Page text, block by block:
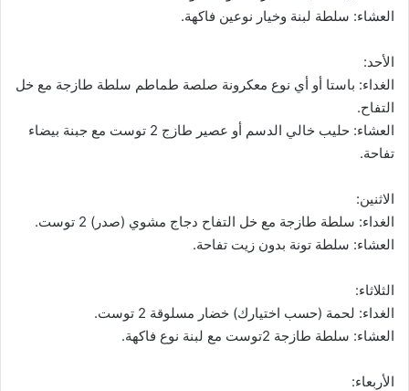
العشاء: سلطة لبنة وخيار نوعين فاكهة.
الأحد:
الغداء: باستا أو أي نوع معكرونة صلصة طماطم سلطة طازجة مع خل
التفاح.
العشاء: حليب خالي الدسم أو عصير طازج 2 توست مع جبنة بيضاء
تفاحة.
الاثنين:
الغداء: سلطة طازجة مع خل التفاح دجاج مشوي (صدر) 2 توست.
العشاء: سلطة تونة بدون زيت تفاحة.
الثلاثاء:
الغداء: لحمة (حسب اختيارك) خضار مسلوقة 2 توست.
العشاء: سلطة طازجة 2توست مع لبنة نوع فاكهة.
الأربعاء: